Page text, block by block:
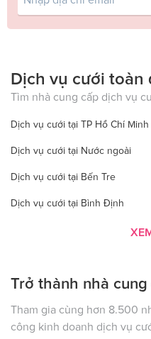
Dịch vụ cưới toàn
Tìm nhà cung cấp dịch vụ
Dịch vụ cưới tại TP Hồ Chí Minh
Dịch vụ cưới tại Nước ngoài
Dịch vụ cưới tại Bến Tre
Dịch vụ cưới tại Bình Định
Dịch vụ cưới tại Bình Thuận
Dịch vụ cưới tại Hà Nội
Dịch vụ cưới tại Điện Biên
Dịch vụ cưới tại Đồng Tháp
Trở thành nhà
Tham gia cùng hơn 8.500
công kinh doanh dịch vụ